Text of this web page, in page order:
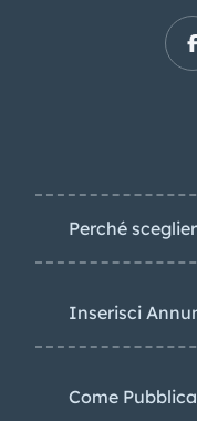
Perché
Inserisci
Come